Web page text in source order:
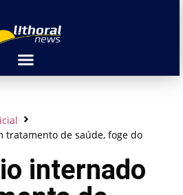
tratamento de saúde, foge do
internado